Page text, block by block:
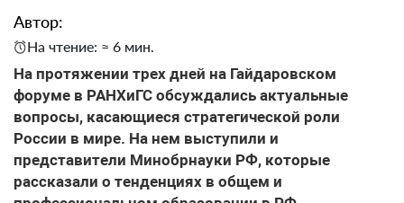
Автор:
На чтение: ≈ 6 мин.
На протяжении трех дней на Гайдаровском
форуме в РАНХиГС обсуждались актуальные
вопросы, касающиеся стратегической роли
России в мире. На нем выступили и
представители Минобрнауки РФ, которые
рассказали о тенденциях в общем и